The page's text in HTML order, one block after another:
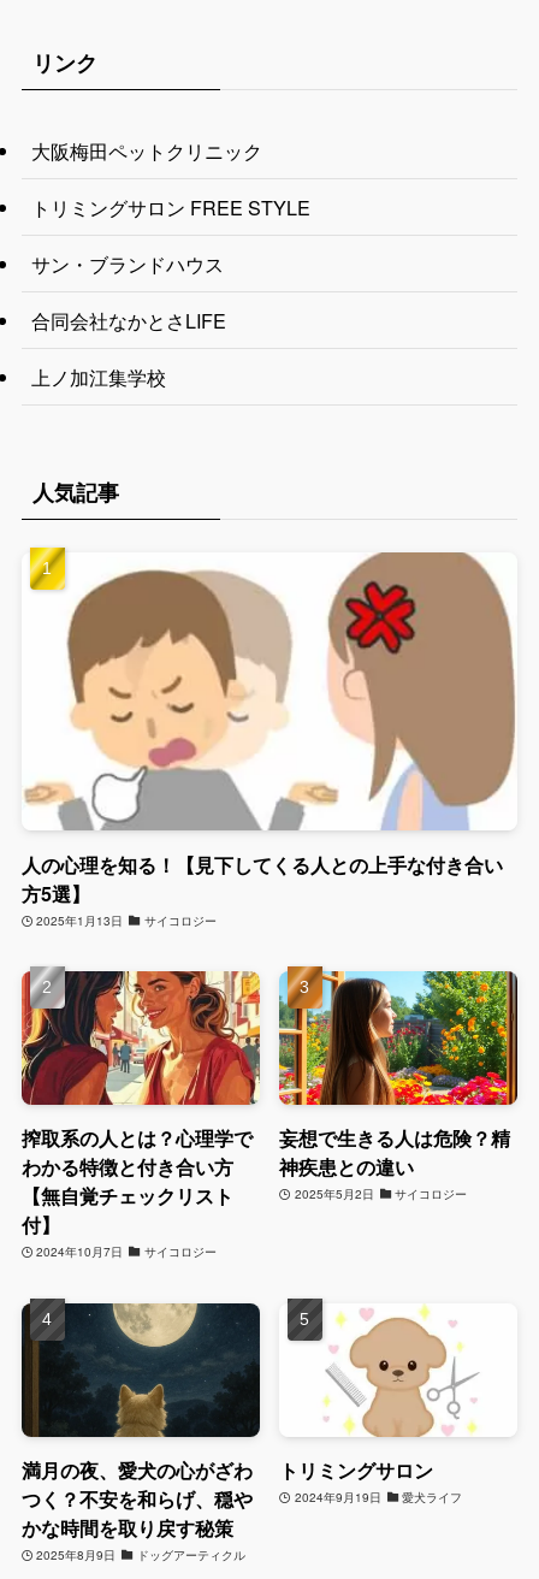
リンク
大阪梅田ペットクリニック
トリミングサロン FREE STYLE
サン・ブランドハウス
合同会社なかとさLIFE
上ノ加江集学校
人気記事
人の心理を知る！【見下してくる人との上手な付き合い
方5選】
2025年1月13日 サイコロジー
搾取系の人とは？心理学で
わかる特徴と付き合い方
【無自覚チェックリスト
付】
2024年10月7日 サイコロジー
妄想で生きる人は危険？精
神疾患との違い
2025年5月2日 サイコロジー
満月の夜、愛犬の心がざわ
つく？不安を和らげ、穏や
かな時間を取り戻す秘策
2025年8月9日 ドッグアーティクル
トリミングサロン
2024年9月19日 愛犬ライフ